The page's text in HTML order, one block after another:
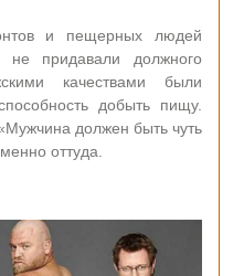
и пещерных людей
не придавали должного
качествами были
добыть пищу.
должен быть чуть
оттуда.